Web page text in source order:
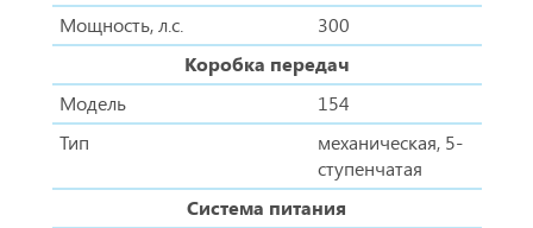
Мощность, л.с.
300
Коробка передач
Модель
154
Тип
механическая, 5-
ступенчатая
Система питания